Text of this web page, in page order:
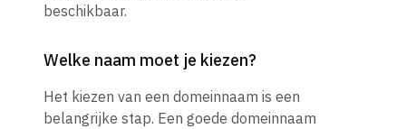
beschikbaar.
Welke naam moet je kiezen?
Het kiezen van een domeinnaam is een
belangrijke stap. Een goede domeinnaam